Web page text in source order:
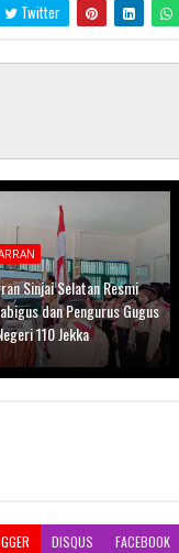
Twitter
Sinjai Selatan Resmi
dan Pengurus Gugus
110 Jekka
DISQUS FACEBOOK